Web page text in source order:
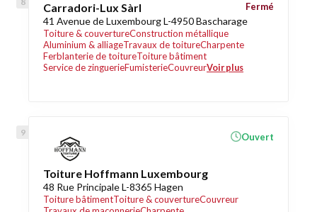
Carradori-Lux Sàrl
41 Avenue de Luxembourg L-4950 Bascharage
Toiture & couvertureConstruction métallique
Aluminium & alliageTravaux de toitureCharpente
Ferblanterie de toitureToiture bâtiment
Service de zinguerieFumisterieCouvreurVoir plus
Fermé
Toiture Hoffmann Luxembourg
48 Rue Principale L-8365 Hagen
Toiture bâtimentToiture & couvertureCouvreur
Ouvert